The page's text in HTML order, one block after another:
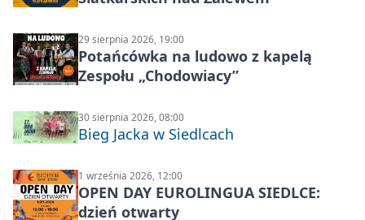
29 sierpnia 2026, 19:00
Potańcówka na ludowo z kapelą
Zespołu „Chodowiacy”
30 sierpnia 2026, 08:00
Bieg Jacka w Siedlcach
1 września 2026, 12:00
OPEN DAY EUROLINGUA SIEDLCE:
dzień otwarty